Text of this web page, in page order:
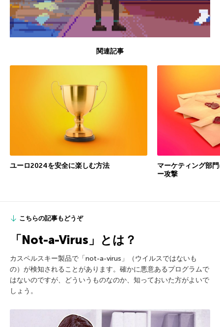
関連記事
ユーロ2024を安全に楽しむ方法
マーケティング部
ー攻撃
こちらの記事もどうぞ
「Not-a-Virus」とは？
カスペルスキー製品で「not-a-virus」（ウイルスではないも
の）が検知されることがあります。確かに悪意あるプログラムで
はないのですが、どういうものなのか、知っておいた方がよいで
しょう。